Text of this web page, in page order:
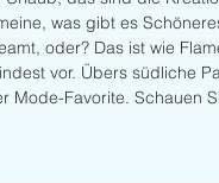
was gibt es
oder? Das ist wie
vor. Übers südliche
Mode-Favorite. Schauen